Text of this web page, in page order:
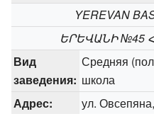
YEREVAN
ԵՐԵՎԱՆԻ №45
Вид
заведения:
Средняя
школа
Адрес:
ул.